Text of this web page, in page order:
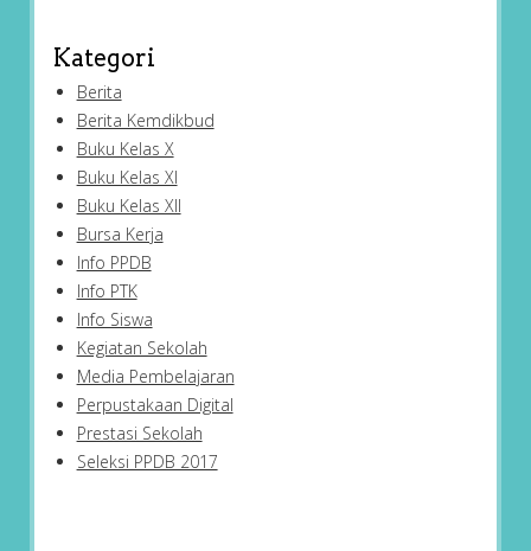
Kategori
Berita
Berita Kemdikbud
Buku Kelas X
Buku Kelas XI
Buku Kelas XII
Bursa Kerja
Info PPDB
Info PTK
Info Siswa
Kegiatan Sekolah
Media Pembelajaran
Perpustakaan Digital
Prestasi Sekolah
Seleksi PPDB 2017